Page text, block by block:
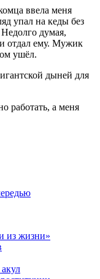
ввела меня
упал на кеды без
думая,
отдал ему. Мужик
ушёл.
дыней для
работать, а меня
из жизни»